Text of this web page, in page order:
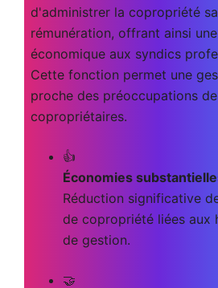
d'administrer la copropriété
rémunération, offrant ainsi
économique aux syndics
Cette fonction permet une
proche des préoccupations
copropriétaires.
👍
Économies
Réduction significative
de copropriété liées aux
de gestion.
🤝